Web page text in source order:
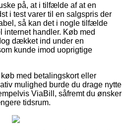
på, at i tilfælde af at en
i test varer til en salgspris der
så kan det i nogle tilfælde
handler. Køb med
dækket ind under en
kunde imod uoprigtige
med betalingskort eller
mulighed burde du drage nytte
ViaBill, såfremt du ønsker
tidsrum.